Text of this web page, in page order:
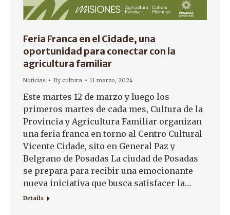
Feria Franca en el Cidade, una
oportunidad para conectar con la
agricultura familiar
Noticias Bycultura 11 marzo, 2024
Este martes 12 de marzo y luego los
primeros martes de cada mes, Cultura de la
Provincia y Agricultura Familiar organizan
una feria franca en torno al Centro Cultural
Vicente Cidade, sito en General Paz y
Belgrano de Posadas La ciudad de Posadas
se prepara para recibir una emocionante
nueva iniciativa que busca satisfacer la…
Details